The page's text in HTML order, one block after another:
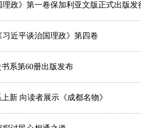
理政》第一卷保加利亚文版正式出版发
习近平谈治国理政》第四卷
书系第60册出版发布
新 向读者展示《成都名物》